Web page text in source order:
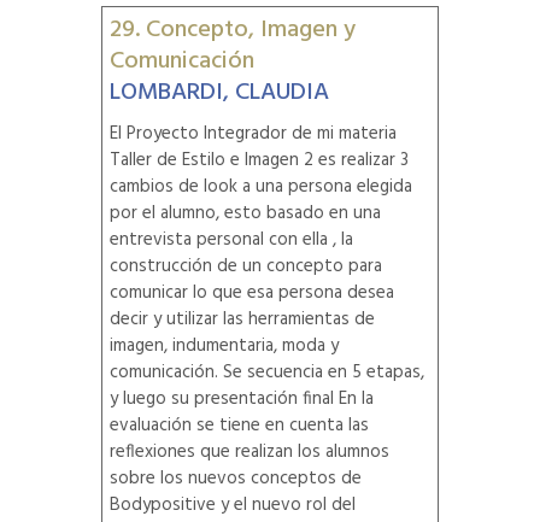
29. Concepto, Imagen y
Comunicación
LOMBARDI, CLAUDIA
El Proyecto Integrador de mi materia
Taller de Estilo e Imagen 2 es realizar 3
cambios de look a una persona elegida
por el alumno, esto basado en una
entrevista personal con ella , la
construcción de un concepto para
comunicar lo que esa persona desea
decir y utilizar las herramientas de
imagen, indumentaria, moda y
comunicación. Se secuencia en 5 etapas,
y luego su presentación final En la
evaluación se tiene en cuenta las
reflexiones que realizan los alumnos
sobre los nuevos conceptos de
Bodypositive y el nuevo rol del